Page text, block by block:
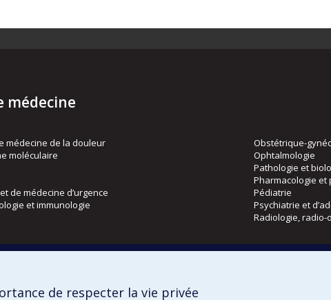
médecine
médecine de la douleur
moléculaire
de médecine d’urgence
et immunologie
Obstétrique-
Ophtalmologie
Pathologie et
Pharmacologie et
Pédiatrie
Psychiatrie et
Radiologie, radio-
de respecter la vie privée